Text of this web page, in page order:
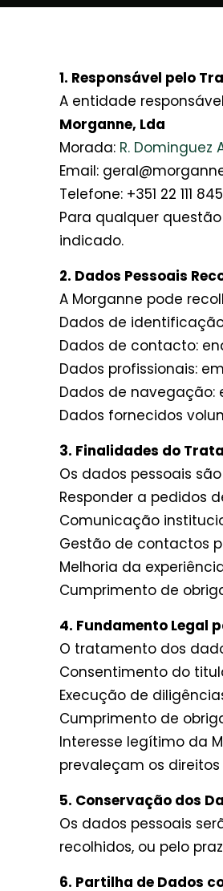
1. Responsável pelo
A entidade
Morganne, Lda
Morada: R. Dominguez
Email:
Telefone: +351 22 111
Para qualquer
indicado.
2. Dados Pessoais
A Morganne pode
Dados de
Dados de contacto:
Dados profissionais:
Dados de navegação:
Dados fornecidos
3. Finalidades do
Os dados pessoais
Responder a pedidos
Comunicação
Gestão de contactos
Melhoria da
Cumprimento de
4. Fundamento Legal
O tratamento dos
Consentimento do
Execução de
Cumprimento de
Interesse legítimo da
prevaleçam os
5. Conservação dos
Os dados pessoais
recolhidos, ou pelo
6. Partilha de Dados